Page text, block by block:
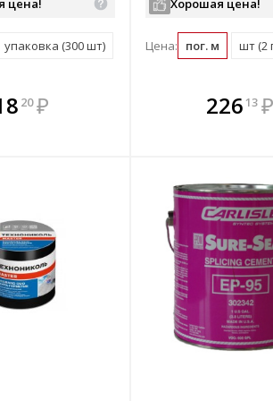
цена!
упаковка (300 шт)
20 ₽
В комплекте
всегда
Хорошая цена!
Цена: пог. м шт (2
комплекте
выгоднее!
226 13 ₽